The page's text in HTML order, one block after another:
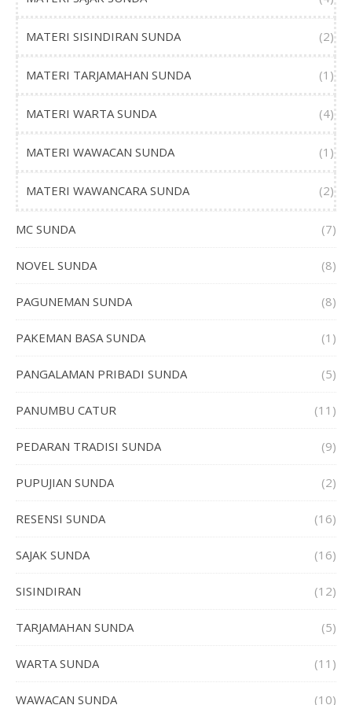
MATERI SISINDIRAN SUNDA (2)
MATERI TARJAMAHAN SUNDA (1)
MATERI WARTA SUNDA (4)
MATERI WAWACAN SUNDA (1)
MATERI WAWANCARA SUNDA (2)
MC SUNDA (7)
NOVEL SUNDA (8)
PAGUNEMAN SUNDA (8)
PAKEMAN BASA SUNDA (1)
PANGALAMAN PRIBADI SUNDA (5)
PANUMBU CATUR (11)
PEDARAN TRADISI SUNDA (9)
PUPUJIAN SUNDA (2)
RESENSI SUNDA (16)
SAJAK SUNDA (16)
SISINDIRAN (12)
TARJAMAHAN SUNDA (5)
WARTA SUNDA (11)
WAWACAN SUNDA (10)